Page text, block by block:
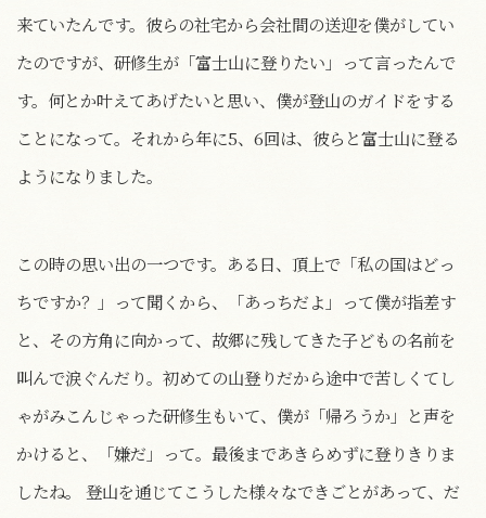
来ていたんです。彼らの社宅から会社間の送迎を僕がしてい
たのですが、研修生が「富士山に登りたい」って言ったんで
す。何とか叶えてあげたいと思い、僕が登山のガイドをする
ことになって。それから年に5、6回は、彼らと富士山に登る
ようになりました。
この時の思い出の一つです。ある日、頂上で「私の国はどっ
ちですか？」って聞くから、「あっちだよ」って僕が指差す
と、その方角に向かって、故郷に残してきた子どもの名前を
叫んで涙ぐんだり。初めての山登りだから途中で苦しくてし
ゃがみこんじゃった研修生もいて、僕が「帰ろうか」と声を
かけると、「嫌だ」って。最後まであきらめずに登りきりま
したね。 登山を通じてこうした様々なできごとがあって、だ